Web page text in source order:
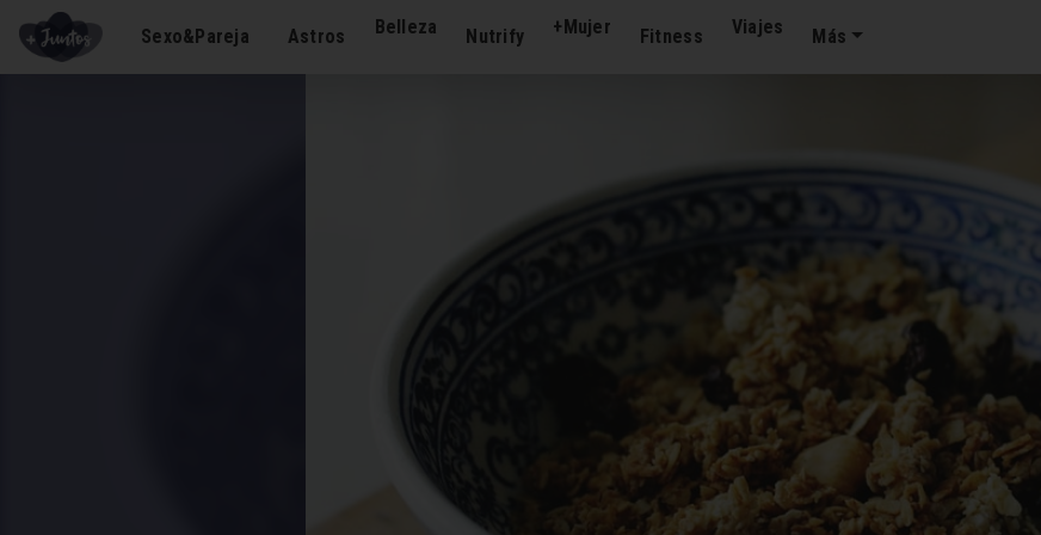
Sexo&Pareja Astros Belleza Nutrify +Mujer Fitness Viajes Más